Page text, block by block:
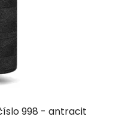
998 - antracit